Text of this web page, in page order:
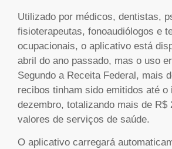
Utilizado por médicos, dentistas,
fisioterapeutas, fonoaudiólogos e
ocupacionais, o aplicativo está
abril do ano passado, mas o uso
Segundo a Receita Federal, mais
recibos tinham sido emitidos até o
dezembro, totalizando mais de R$
valores de serviços de saúde.
O aplicativo carregará